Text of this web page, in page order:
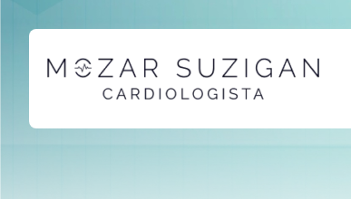
para